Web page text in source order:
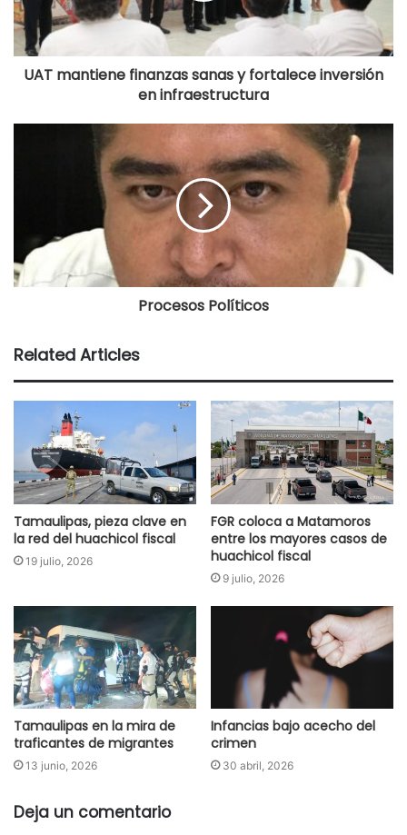
UAT mantiene finanzas sanas y fortalece inversión
en infraestructura
Procesos Políticos
Related Articles
Tamaulipas, pieza clave en
la red del huachicol fiscal
19 julio, 2026
FGR coloca a Matamoros
entre los mayores casos de
huachicol fiscal
9 julio, 2026
Tamaulipas en la mira de
traficantes de migrantes
13 junio, 2026
Infancias bajo acecho del
crimen
30 abril, 2026
Deja un comentario